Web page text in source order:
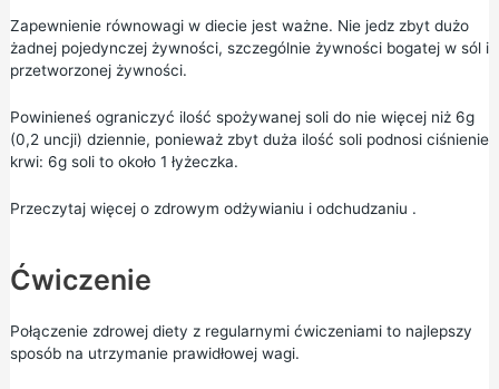
Zapewnienie równowagi w diecie jest ważne. Nie jedz zbyt dużo
żadnej pojedynczej żywności, szczególnie żywności bogatej w sól i
przetworzonej żywności.
Powinieneś ograniczyć ilość spożywanej soli do nie więcej niż 6g
(0,2 uncji) dziennie, ponieważ zbyt duża ilość soli podnosi ciśnienie
krwi: 6g soli to około 1 łyżeczka.
Przeczytaj więcej o zdrowym odżywianiu i odchudzaniu .
Ćwiczenie
Połączenie zdrowej diety z regularnymi ćwiczeniami to najlepszy
sposób na utrzymanie prawidłowej wagi.